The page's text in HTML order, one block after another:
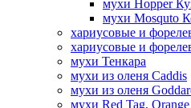
мухи Hopper
мухи Mosquto
хариусовые и
хариусовые и
мухи Тенкара
мухи из оленя Caddis
мухи из оленя
мухи Red Tag, Orange